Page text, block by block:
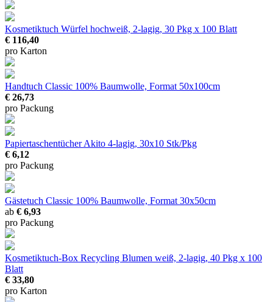
Kosmetiktuch Würfel hochweiß, 2-lagig, 30 Pkg x 100 Blatt
€ 116,40
pro Karton
Handtuch Classic 100% Baumwolle, Format 50x100cm
€ 26,73
pro Packung
Papiertaschentücher Akito 4-lagig, 30x10 Stk/Pkg
€ 6,12
pro Packung
Gästetuch Classic 100% Baumwolle, Format 30x50cm
ab € 6,93
pro Packung
Kosmetiktuch-Box Recycling Blumen weiß, 2-lagig, 40 Pkg x 100
Blatt
€ 33,80
pro Karton